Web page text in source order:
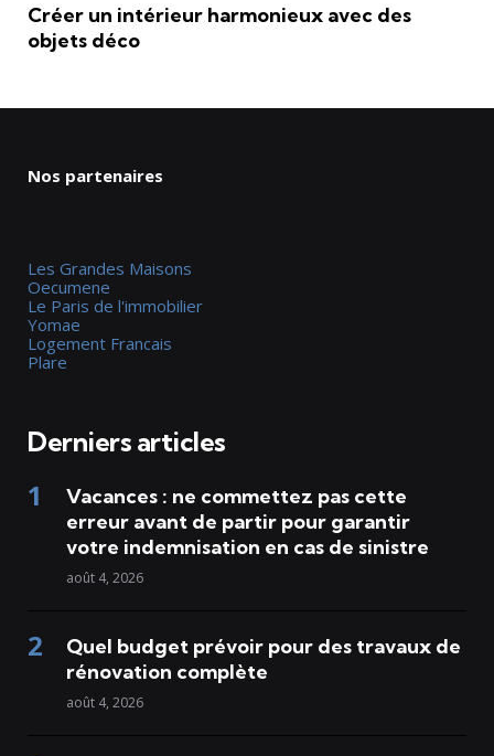
Créer un intérieur harmonieux avec des
objets déco
Nos partenaires
Les Grandes Maisons
Oecumene
Le Paris de l'immobilier
Yomae
Logement Francais
Plare
Derniers articles
Vacances : ne commettez pas cette
erreur avant de partir pour garantir
votre indemnisation en cas de sinistre
août 4, 2026
Quel budget prévoir pour des travaux de
rénovation complète
août 4, 2026